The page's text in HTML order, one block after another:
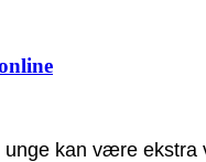
kan være